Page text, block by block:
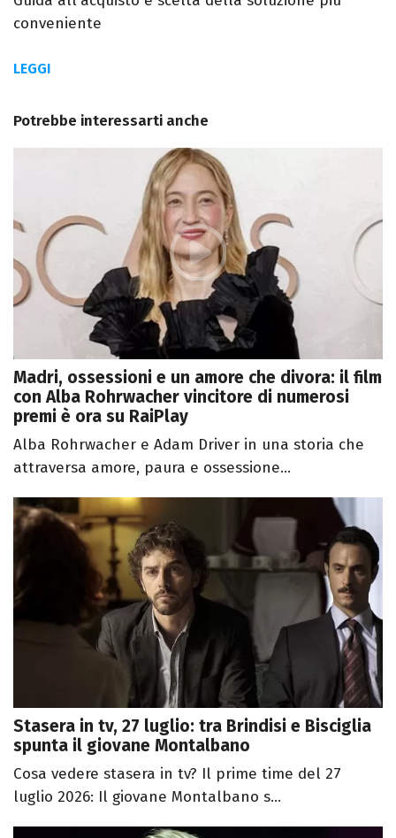
conveniente
LEGGI
Potrebbe interessarti anche
Madri, ossessioni e un amore che divora: il film
con Alba Rohrwacher vincitore di numerosi
premi è ora su RaiPlay
Alba Rohrwacher e Adam Driver in una storia che
attraversa amore, paura e ossessione...
Stasera in tv, 27 luglio: tra Brindisi e Bisciglia
spunta il giovane Montalbano
Cosa vedere stasera in tv? Il prime time del 27
luglio 2026: Il giovane Montalbano s...